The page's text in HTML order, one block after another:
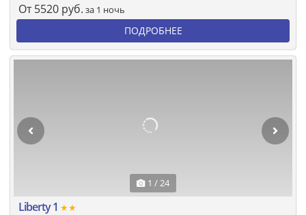
От 5520 руб. за 1 ночь
ПОДРОБНЕЕ
1 / 24
Liberty 1 ★★